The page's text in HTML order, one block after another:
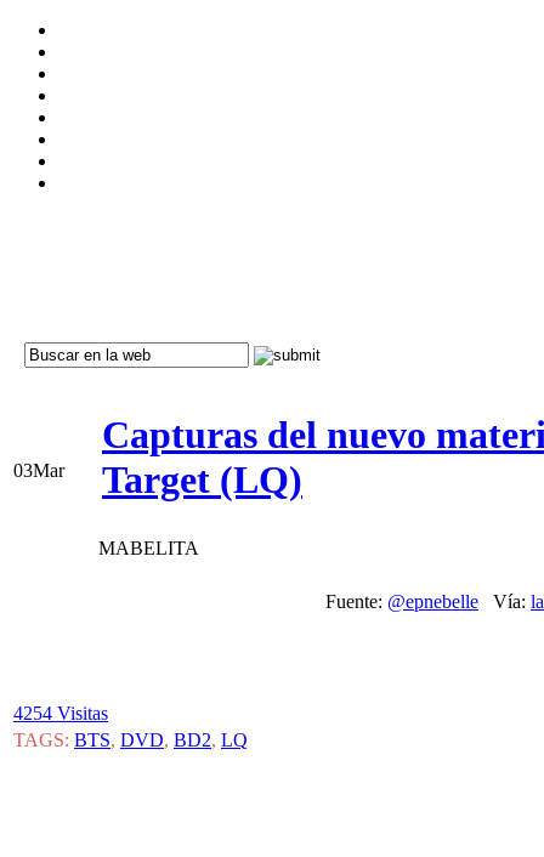
03Mar
Capturas del nuevo
Target (LQ)
MABELITA
Fuente: @epnebelle Vía:
4254 Visitas
TAGS: BTS, DVD, BD2, LQ